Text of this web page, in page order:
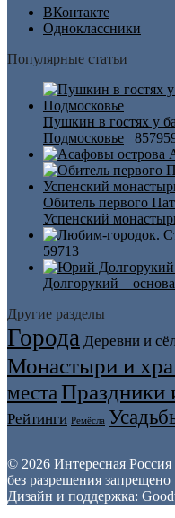
ВКонтакте
Одноклассники
Популярные статьи
Пушкин в гостях у
Подмосковье
Обитель первого
Успенский
59713
Долгорукий –
Другие разделы
Города Деревни и
Монастыри и
местаПраздники
Рейтинги Ремёсла
© 2026 Интересная Россия
без разрешения запрещено
Дизайн и поддержка: